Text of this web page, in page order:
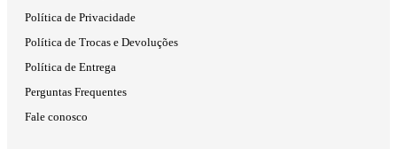
Política de Privacidade
Política de Trocas e Devoluções
Política de Entrega
Perguntas Frequentes
Fale conosco